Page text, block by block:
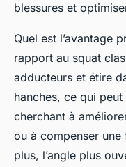
blessures et
Quel est l’avantage
rapport au squat
adducteurs et étire
hanches, ce qui
cherchant à
ou à compenser
plus, l’angle plus